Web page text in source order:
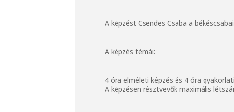
A képzést Csendes Csaba a
A képzés témái:
4 óra elméleti képzés és 4 óra
A képzésen résztvevők maximális